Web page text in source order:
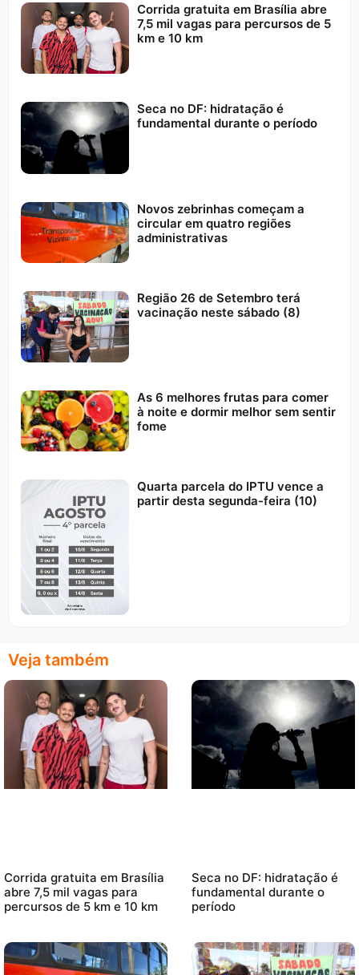
Corrida gratuita em Brasília abre
7,5 mil vagas para percursos de 5
km e 10 km
Seca no DF: hidratação é
fundamental durante o período
Novos zebrinhas começam a
circular em quatro regiões
administrativas
Região 26 de Setembro terá
vacinação neste sábado (8)
As 6 melhores frutas para comer
à noite e dormir melhor sem sentir
fome
Quarta parcela do IPTU vence a
partir desta segunda-feira (10)
Veja também
Corrida gratuita em Brasília
abre 7,5 mil vagas para
percursos de 5 km e 10 km
Seca no DF: hidratação é
fundamental durante o
período